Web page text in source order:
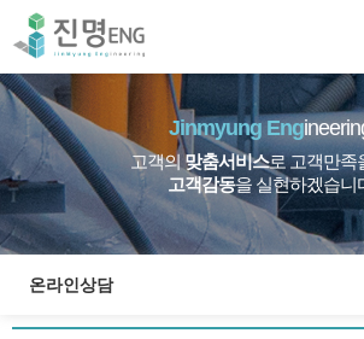
Jinmyung Eng
고객의 맞춤서비스로 고객만족
고객감동을 실현하겠습니
온라인상담